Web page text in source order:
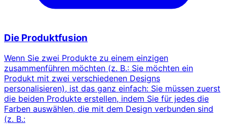
Die Produktfusion
Wenn Sie zwei Produkte zu einem einzigen
zusammenführen möchten (z. B.: Sie möchten ein
Produkt mit zwei verschiedenen Designs
personalisieren), ist das ganz einfach: Sie müssen zuerst
die beiden Produkte erstellen, indem Sie für jedes die
Farben auswählen, die mit dem Design verbunden sind
(z. B.: